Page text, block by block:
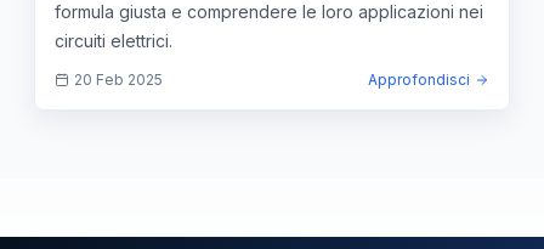
formula giusta e comprendere le loro applicazioni nei
circuiti elettrici.
20 Feb 2025 Approfondisci